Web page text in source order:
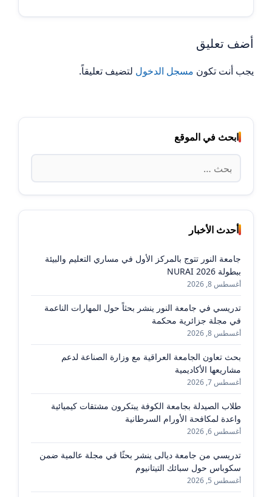
أضف تعليق
يجب أنت تكون مسجل الدخول لتضيف تعليقاً.
ابحث في الموقع
البحث
عن:
أحدث الأخبار
جامعة النور تتوج بالمركز الأول في مساري التعليم والبيئة
ببطولة NURAI 2026
أغسطس 8, 2026
تدريسي في جامعة النور ينشر بحثاً حول المهارات الناعمة
في مجلة جزائرية محكمة
أغسطس 8, 2026
بحث تعاون الجامعة العراقية مع وزارة الصناعة لدعم
مشاريعها الأكاديمية
أغسطس 7, 2026
طلاب الصيدلة بجامعة الكوفة يبتكرون مشتقات كيميائية
واعدة لمكافحة الأورام السرطانية
أغسطس 6, 2026
تدريسي من جامعة ديالى ينشر بحثًا في مجلة عالمية ضمن
سكوباس حول سبائك التيتانيوم
أغسطس 5, 2026